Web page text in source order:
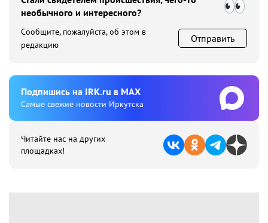
необычного и интересного?
Сообщите, пожалуйста, об этом в
редакцию
Отправить
Подпишиcь на IRK.ru в MAX
Cамые свежие новости Иркутска
Читайте нас на других
площадках!